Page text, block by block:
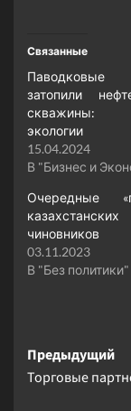
Связанные
затопили
скважины:
экологии
15.04.2024
В "Бизнес и
Очередные
казахстанских
чиновников
03.11.2023
В "Без политики"
записи
Предыдущий
Торговые